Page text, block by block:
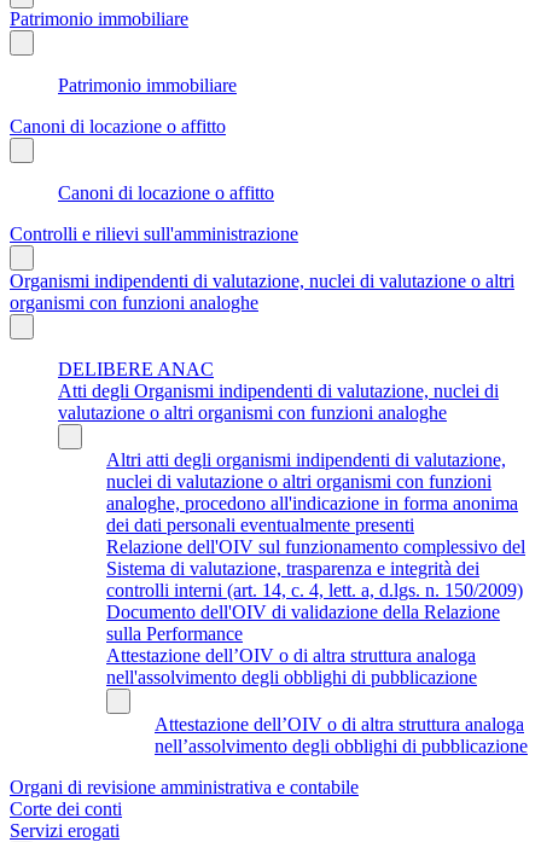
Patrimonio immobiliare
Patrimonio immobiliare
Canoni di locazione o affitto
Canoni di locazione o affitto
Controlli e rilievi sull'amministrazione
Organismi indipendenti di valutazione, nuclei di valutazione o altri
organismi con funzioni analoghe
DELIBERE ANAC
Atti degli Organismi indipendenti di valutazione, nuclei di
valutazione o altri organismi con funzioni analoghe
Altri atti degli organismi indipendenti di valutazione,
nuclei di valutazione o altri organismi con funzioni
analoghe, procedono all'indicazione in forma anonima
dei dati personali eventualmente presenti
Relazione dell'OIV sul funzionamento complessivo del
Sistema di valutazione, trasparenza e integrità dei
controlli interni (art. 14, c. 4, lett. a, d.lgs. n. 150/2009)
Documento dell'OIV di validazione della Relazione
sulla Performance
Attestazione dell’OIV o di altra struttura analoga
nell'assolvimento degli obblighi di pubblicazione
Attestazione dell’OIV o di altra struttura analoga
nell’assolvimento degli obblighi di pubblicazione
Organi di revisione amministrativa e contabile
Corte dei conti
Servizi erogati